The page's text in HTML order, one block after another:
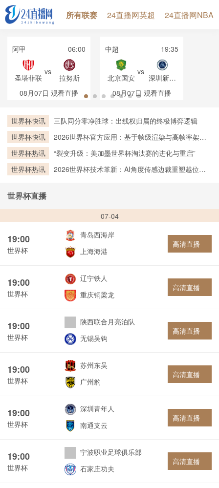
所有联赛 24直播网英超 24直播网NBA
阿甲 06:00
圣塔菲联
vs
拉努斯
08月07日 观看直播
中超 19:35
北京国安
vs
深圳新鹏
城
08月07日 观看直播
世界杯快讯
三队同分零净胜球：出线权归属的终极博弈逻辑
世界杯快讯
2026世界杯官方应用：基于帧级渲染与高帧率架构
世界杯热讯
“裂变升级：美加墨世界杯淘汰赛的进化与重启”
世界杯热讯
2026世界杯技术革新：AI角度传感边裁重塑越位判
世界杯直播
07-04
19:00
世界杯
青岛西海岸
上海海港
高清直播
19:00
世界杯
辽宁铁人
重庆铜梁龙
高清直播
19:00
世界杯
陕西联合月亮泊队
无锡吴钩
高清直播
19:00
世界杯
苏州东吴
广州豹
高清直播
19:00
世界杯
深圳青年人
南通支云
高清直播
19:00
世界杯
宁波职业足球俱乐部
石家庄功夫
高清直播